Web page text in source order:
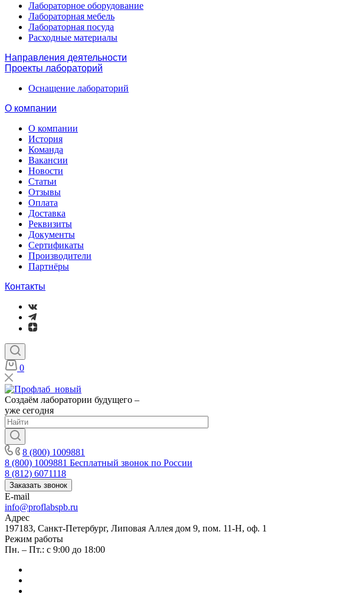
Лабораторное оборудование
Лабораторная мебель
Лабораторная посуда
Расходные материалы
Направления деятельности
Проекты лабораторий
Оснащение лабораторий
О компании
О компании
История
Команда
Вакансии
Новости
Статьи
Отзывы
Оплата
Доставка
Реквизиты
Документы
Сертификаты
Производители
Партнёры
Контакты
0
Создаём лаборатории будущего –
уже сегодня
8 (800) 1009881
8 (800) 1009881 Бесплатный звонок по России
8 (812) 6071118
Заказать звонок
E-mail
info@proflabspb.ru
Адрес
197183, Санкт-Петербург, Липовая Аллея дом 9, пом. 11-Н, оф. 1
Режим работы
Пн. – Пт.: с 9:00 до 18:00